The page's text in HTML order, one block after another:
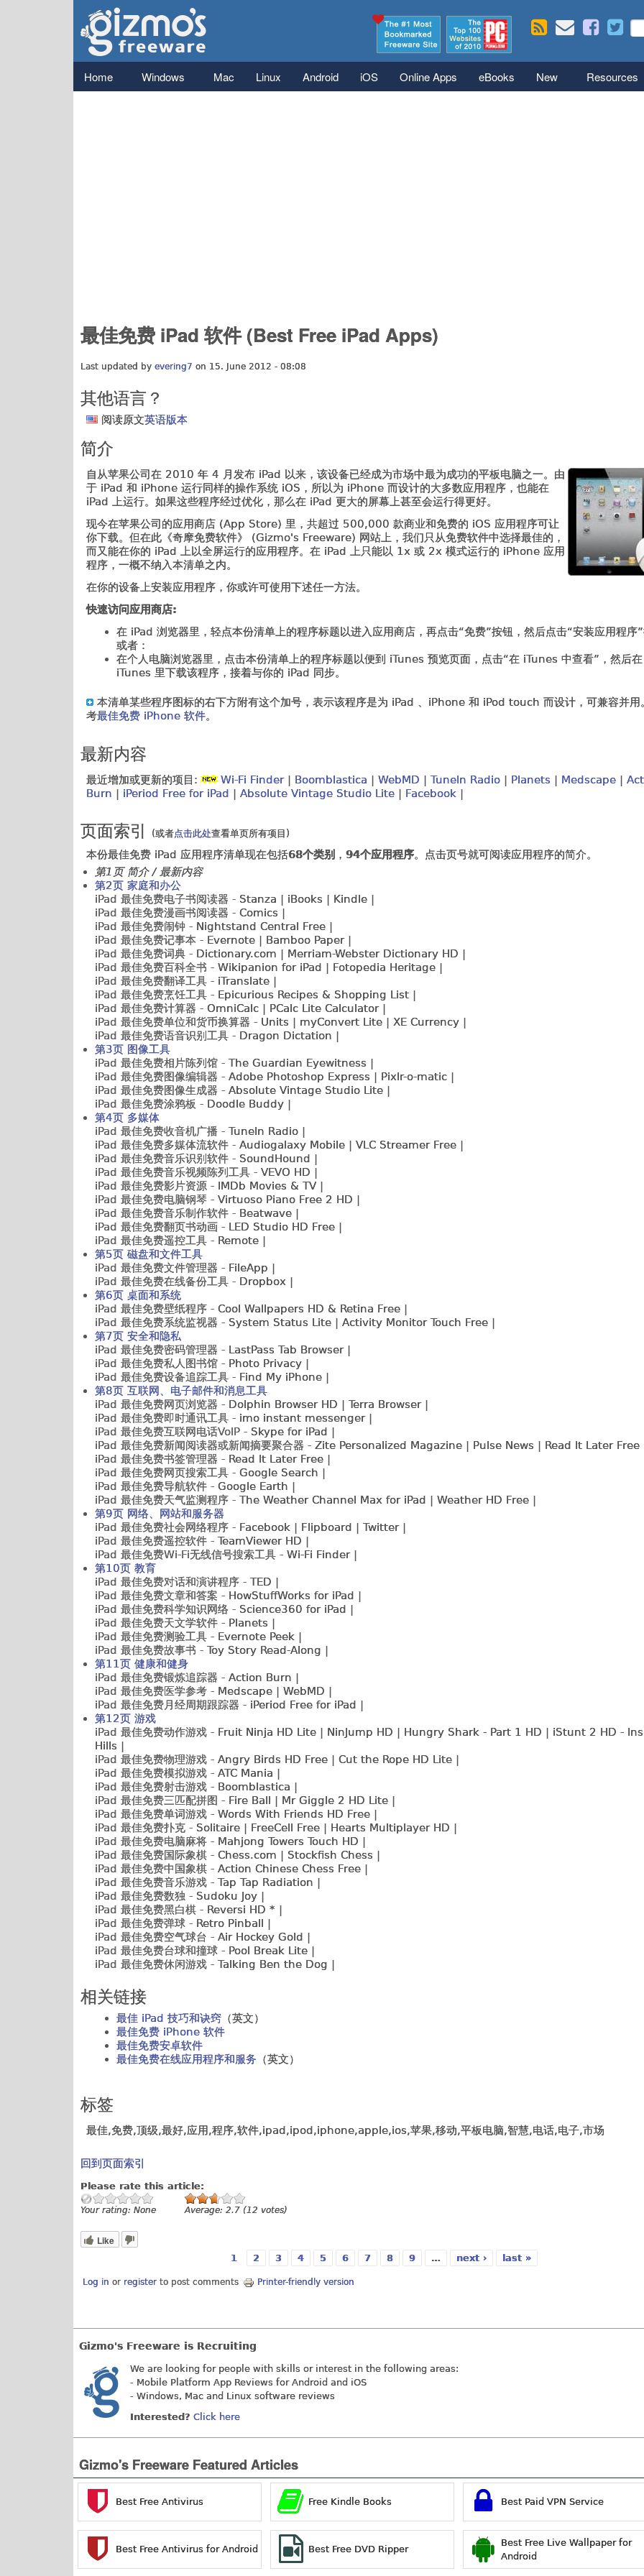
Gizmo's
Freeware
Main menu
Home Windows Mac Linux Android iOS Online Apps eBooks New Resources
最佳免费 iPad 软件 (Best Free iPad Apps)
Last updated by evering7 on 15. June 2012 - 08:08
其他语言？
阅读原文英语版本
简介
自从苹果公司在 2010 年 4 月发布 iPad 以来，该设备已经成为市场中最为成功的平板电脑之一。由
于 iPad 和 iPhone 运行同样的操作系统 iOS，所以为 iPhone 而设计的大多数应用程序，也能在
iPad 上运行。如果这些程序经过优化，那么在 iPad 更大的屏幕上甚至会运行得更好。
现今在苹果公司的应用商店 (App Store) 里，共超过 500,000 款商业和免费的 iOS 应用程序可让
你下载。但在此《奇摩免费软件》 (Gizmo's Freeware) 网站上，我们只从免费软件中选择最佳的，
而又能在你的 iPad 上以全屏运行的应用程序。在 iPad 上只能以 1x 或 2x 模式运行的 iPhone 应用
程序，一概不纳入本清单之内。
在你的设备上安装应用程序，你或许可使用下述任一方法。
快速访问应用商店:
在 iPad 浏览器里，轻点本份清单上的程序标题以进入应用商店，再点击“免费”按钮，然后点击“安装应用程序
或者：
在个人电脑浏览器里，点击本份清单上的程序标题以便到 iTunes 预览页面，点击“在 iTunes 中查看”，然后在
iTunes 里下载该程序，接着与你的 iPad 同步。
本清单某些程序图标的右下方附有这个加号，表示该程序是为 iPad 、iPhone 和 iPod touch 而设计，可兼容并用
考最佳免费 iPhone 软件。
最新内容
最近增加或更新的项目: Wi-Fi Finder| Boomblastica | WebMD | TuneIn Radio| Planets | Medscape|
Burn | iPeriod Free for iPad | Absolute Vintage Studio Lite| Facebook|
页面索引 (或者点击此处查看单页所有项目)
本份最佳免费 iPad 应用程序清单现在包括68个类别 ， 94个应用程序。点击页号就可阅读应用程序的简介。
第1页 简介 / 最新内容
第2页 家庭和办公
iPad 最佳免费电子书阅读器 -Stanza | iBooks | Kindle |
iPad 最佳免费漫画书阅读器 -Comics |
iPad 最佳免费闹钟 -Nightstand Central Free |
iPad 最佳免费记事本 -Evernote | Bamboo Paper |
iPad 最佳免费词典 - Dictionary.com | Merriam-Webster Dictionary HD |
iPad 最佳免费百科全书 -Wikipanion for iPad | Fotopedia Heritage |
iPad 最佳免费翻译工具 -iTranslate |
iPad 最佳免费烹饪工具 -Epicurious Recipes & Shopping List |
iPad 最佳免费计算器 -OmniCalc | PCalc Lite Calculator |
iPad 最佳免费单位和货币换算器 -Units | myConvert Lite | XE Currency |
iPad 最佳免费语音识别工具 -Dragon Dictation |
第3页 图像工具
iPad 最佳免费相片陈列馆 -The Guardian Eyewitness |
iPad 最佳免费图像编辑器 -Adobe Photoshop Express | Pixlr-o-matic |
iPad 最佳免费图像生成器 -Absolute Vintage Studio Lite |
iPad 最佳免费涂鸦板 -Doodle Buddy |
第4页 多媒体
iPad 最佳免费收音机广播 -TuneIn Radio |
iPad 最佳免费多媒体流软件 -Audiogalaxy Mobile | VLC Streamer Free |
iPad 最佳免费音乐识别软件 -SoundHound |
iPad 最佳免费音乐视频陈列工具 -VEVO HD |
iPad 最佳免费影片资源 -IMDb Movies & TV |
iPad 最佳免费电脑钢琴 -Virtuoso Piano Free 2 HD |
iPad 最佳免费音乐制作软件 -Beatwave |
iPad 最佳免费翻页书动画 -LED Studio HD Free |
iPad 最佳免费遥控工具 -Remote |
第5页 磁盘和文件工具
iPad 最佳免费文件管理器 -FileApp |
iPad 最佳免费在线备份工具 -Dropbox |
第6页 桌面和系统
iPad 最佳免费壁纸程序 -Cool Wallpapers HD & Retina Free |
iPad 最佳免费系统监视器 -System Status Lite | Activity Monitor Touch Free |
第7页 安全和隐私
iPad 最佳免费密码管理器 -LastPass Tab Browser |
iPad 最佳免费私人图书馆 -Photo Privacy |
iPad 最佳免费设备追踪工具 -Find My iPhone |
第8页 互联网、电子邮件和消息工具
iPad 最佳免费网页浏览器 -Dolphin Browser HD | Terra Browser |
iPad 最佳免费即时通讯工具 -imo instant messenger |
iPad 最佳免费互联网电话VoIP -Skype for iPad |
iPad 最佳免费新闻阅读器或新闻摘要聚合器 -Zite Personalized Magazine | Pulse News | Read It Later Free
iPad 最佳免费书签管理器 -Read It Later Free |
iPad 最佳免费网页搜索工具 -Google Search |
iPad 最佳免费导航软件 -Google Earth |
iPad 最佳免费天气监测程序 -The Weather Channel Max for iPad | Weather HD Free |
第9页 网络、网站和服务器
iPad 最佳免费社会网络程序 -Facebook | Flipboard | Twitter |
iPad 最佳免费遥控软件 -TeamViewer HD |
iPad 最佳免费Wi-Fi无线信号搜索工具 -Wi-Fi Finder |
第10页 教育
iPad 最佳免费对话和演讲程序 -TED |
iPad 最佳免费文章和答案 -HowStuffWorks for iPad |
iPad 最佳免费科学知识网络 -Science360 for iPad |
iPad 最佳免费天文学软件 -Planets |
iPad 最佳免费测验工具 -Evernote Peek |
iPad 最佳免费故事书 -Toy Story Read-Along |
第11页 健康和健身
iPad 最佳免费锻炼追踪器 -Action Burn |
iPad 最佳免费医学参考 -Medscape | WebMD |
iPad 最佳免费月经周期跟踪器 -iPeriod Free for iPad |
第12页 游戏
iPad 最佳免费动作游戏 -Fruit Ninja HD Lite | NinJump HD | Hungry Shark - Part 1 HD | iStunt 2 HD -
Hills |
iPad 最佳免费物理游戏 -Angry Birds HD Free | Cut the Rope HD Lite |
iPad 最佳免费模拟游戏 -ATC Mania |
iPad 最佳免费射击游戏 -Boomblastica |
iPad 最佳免费三匹配拼图 -Fire Ball | Mr Giggle 2 HD Lite |
iPad 最佳免费单词游戏 -Words With Friends HD Free |
iPad 最佳免费扑克 -Solitaire | FreeCell Free | Hearts Multiplayer HD |
iPad 最佳免费电脑麻将 -Mahjong Towers Touch HD |
iPad 最佳免费国际象棋 - Chess.com | Stockfish Chess |
iPad 最佳免费中国象棋 -Action Chinese Chess Free |
iPad 最佳免费音乐游戏 -Tap Tap Radiation |
iPad 最佳免费数独 -Sudoku Joy |
iPad 最佳免费黑白棋 -Reversi HD * |
iPad 最佳免费弹球 -Retro Pinball |
iPad 最佳免费空气球台 -Air Hockey Gold |
iPad 最佳免费台球和撞球 -Pool Break Lite |
iPad 最佳免费休闲游戏 -Talking Ben the Dog |
相关链接
最佳 iPad 技巧和诀窍（英文）
最佳免费 iPhone 软件
最佳免费安卓软件
最佳免费在线应用程序和服务 （英文）
标签
最佳,免费,顶级,最好,应用,程序,软件,ipad,ipod,iphone,apple,ios,苹果,移动,平板电脑,智慧,电话,电子,市场
回到页面索引
Please rate this article:
Your rating: None Average: 2.7 (12 votes)
Like
1 2 3 4 5 6 7 8 9 … next › last »
Log in or register to post comments Printer-friendly version
Gizmo's Freeware is Recruiting
We are looking for people with skills or interest in the following areas:
- Mobile Platform App Reviews for Android and iOS
- Windows, Mac and Linux software reviews
Interested? Click here
Gizmo's Freeware Featured Articles
Best Free Antivirus Free Kindle Books Best Paid VPN Service
Best Free Antivirus for Android Best Free DVD Ripper
Best Free Live Wallpaper for
Android